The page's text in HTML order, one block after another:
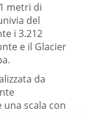
metri di
del
i 3.212
e il Glacier
da
scala con